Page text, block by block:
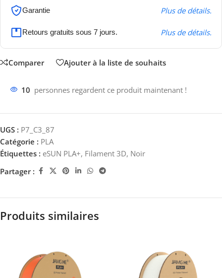
Garantie Plus de détails.
Retours gratuits sous 7 jours. Plus de détails.
Comparer Ajouter à la liste de souhaits
10 personnes regardent ce produit maintenant !
UGS : P7_C3_87
Catégorie : PLA
Étiquettes : eSUN PLA+, Filament 3D, Noir
Partager :
Produits similaires